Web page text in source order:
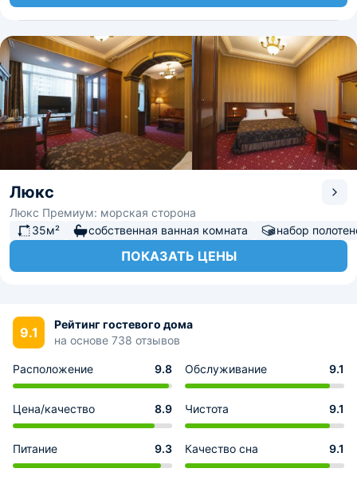
Люкс
Люкс Премиум: морская сторона
35м²
собственная ванная комната набор
ПОКАЗАТЬ ЦЕНЫ
9.1
Рейтинг гостевого дома
на основе 738 отзывов
Расположение 9.8 Обслуживание 9.1
Цена/качество 8.9 Чистота 9.1
Питание 9.3 Качество сна 9.1